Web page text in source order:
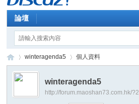
論壇
›
winteragenda5 個人資料
winteragenda5
http://forum.maoshan73.com.hk/